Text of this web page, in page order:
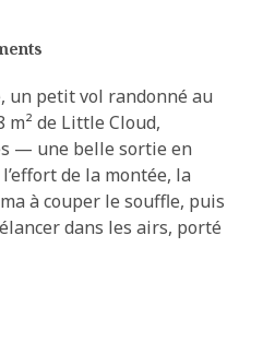
un petit vol randonné au
m² de Little Cloud,
— une belle sortie en
de la montée, la
à couper le souffle, puis
dans les airs, porté